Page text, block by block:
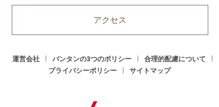
アクセス
運営会社 バンタンの3つのポリシー
合理的配慮について
プライバシーポリシー
サイトマップ